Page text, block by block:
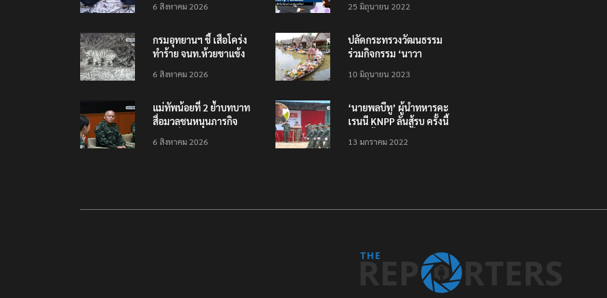
ต้อนรับอาชญากร’
6 สิงหาคม 2026
กรมอุทยานฯ ชี้ เสือโคร่ง
ทำร้าย จนท.ห้วยขาแข้ง
บังเอิญ ไม่เข้าข่าย ‘เสือ
6 สิงหาคม 2026
แม่ทัพน้อยที่ 2 ย้ำบทบาท
สื่อมวลชนหนุนภารกิจ
6 สิงหาคม 2026
ทั่วไทย ไม่ใช่แค่ในกรุง
25 มิถุนายน 2022
ปลัดกระทรวงวัฒนธรรม
ร่วมกิจกรรม ‘นาวา
ตักบาตรทางน้ำ
10 มิถุนายน 2023
‘นายพลบีทู’ ผู้นำทหารคะ
เรนนี KNPP ลั่นสู้รบ ครั้งนี้
ประชาชนต้องชนะ
13 มกราคม 2022